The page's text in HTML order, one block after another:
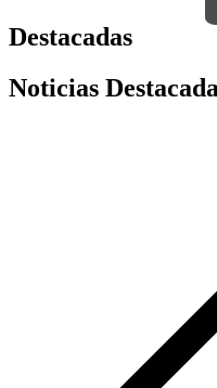
Destacadas
Noticias